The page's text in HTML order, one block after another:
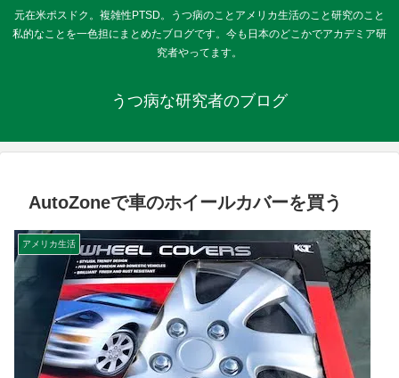
元在米ポスドク。複雑性PTSD。うつ病のことアメリカ生活のこと研究のこと
私的なことを一色担にまとめたブログです。今も日本のどこかでアカデミア研
究者やってます。
うつ病な研究者のブログ
AutoZoneで車のホイールカバーを買う
アメリカ生活